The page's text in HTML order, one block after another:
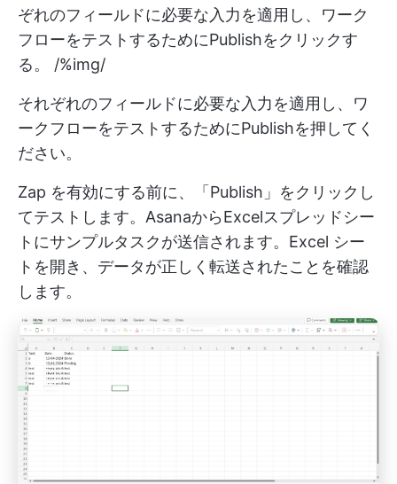
ぞれのフィールドに必要な入力を適用し、ワーク
フローをテストするためにPublishをクリックす
る。 /%img/
それぞれのフィールドに必要な入力を適用し、ワ
ークフローをテストするためにPublishを押してく
ださい。
Zap を有効にする前に、「Publish」をクリックし
てテストします。AsanaからExcelスプレッドシー
トにサンプルタスクが送信されます。Excel シー
トを開き、データが正しく転送されたことを確認
します。